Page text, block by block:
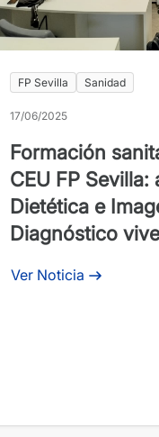
FP Sevilla Sanidad
17/06/2025
Formación
CEU FP Sevilla:
Dietética e
Diagnóstico
Ver Noticia